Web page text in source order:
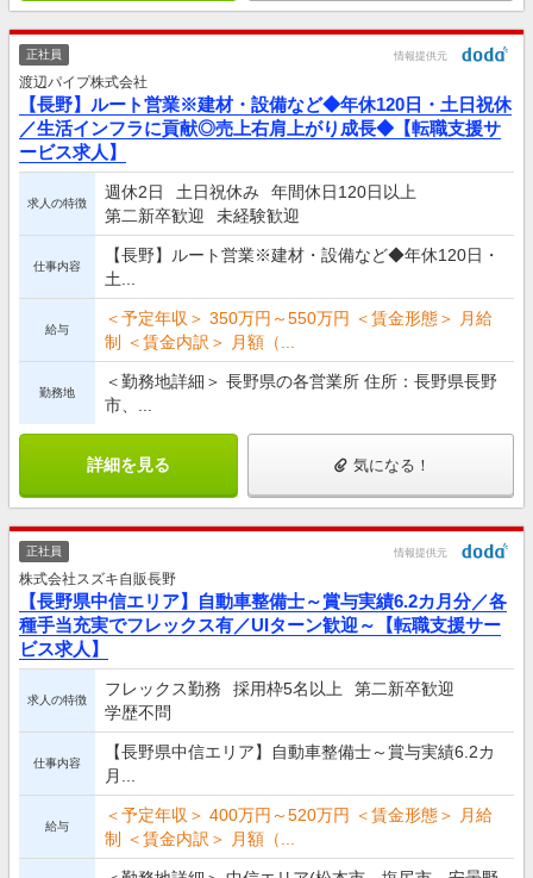
正社員 情報提供元
渡辺パイプ株式会社
【長野】ルート営業※建材・設備など◆年休120日・土日祝休
／生活インフラに貢献◎売上右肩上がり成長◆【転職支援サ
ービス求人】
求人の特徴
週休2日 土日祝休み
年間休日120日以上
第二新卒歓迎
未経験歓迎
仕事内容
【長野】ルート営業※建材・設備など◆年休120日・
土...
給与
＜予定年収＞ 350万円～550万円 ＜賃金形態＞ 月給
制 ＜賃金内訳＞ 月額（...
勤務地
＜勤務地詳細＞ 長野県の各営業所 住所：長野県長野
市、...
詳細を見る 気になる！
正社員 情報提供元
株式会社スズキ自販長野
【長野県中信エリア】自動車整備士～賞与実績6.2カ月分／各
種手当充実でフレックス有／UIターン歓迎～【転職支援サー
ビス求人】
求人の特徴
フレックス勤務 採用枠5名以上
第二新卒歓迎
学歴不問
仕事内容
【長野県中信エリア】自動車整備士～賞与実績6.2カ
月...
給与
＜予定年収＞ 400万円～520万円 ＜賃金形態＞ 月給
制 ＜賃金内訳＞ 月額（...